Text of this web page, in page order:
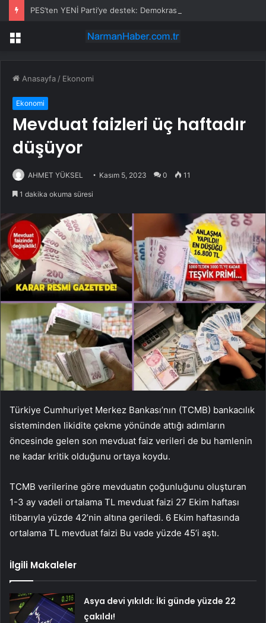
PES’ten YENİ Parti’ye destek: Demokrasi yasaklanamaz
Menü
Anasayfa / Ekonomi
Ekonomi
Mevduat faizleri üç haftadır
düşüyor
AHMET YÜKSEL Kasım 5, 2023 0 11
1 dakika okuma süresi
Türkiye Cumhuriyet Merkez Bankası’nın (TCMB) bankacılık
sisteminden likidite çekme yönünde attığı adımların
öncesinde gelen son mevduat faiz verileri de bu hamlenin
ne kadar kritik olduğunu ortaya koydu.
TCMB verilerine göre mevduatın çoğunluğunu oluşturan
1-3 ay vadeli ortalama TL mevduat faizi 27 Ekim haftası
itibarıyla yüzde 42’nin altına geriledi. 6 Ekim haftasında
ortalama TL mevduat faizi Bu vade yüzde 45’i aştı.
İlgili Makaleler
Asya devi yıkıldı: İki günde yüzde 22
çakıldı!